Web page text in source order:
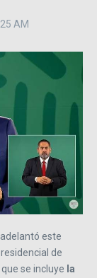
AM
adelantó este
de
se incluye la